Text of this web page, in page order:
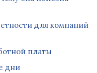
для компаний
платы
дни